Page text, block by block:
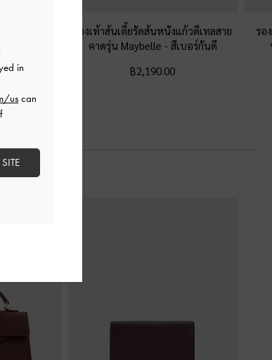
คล้องนิ้วเท้า
รองเท้าส้นเตี้ยรัดส้นหนังแก้วดีเทลสาย
คาดรุ่น Maybelle - สีเบอร์กันดี
฿2,190.00
รอ
in
us can